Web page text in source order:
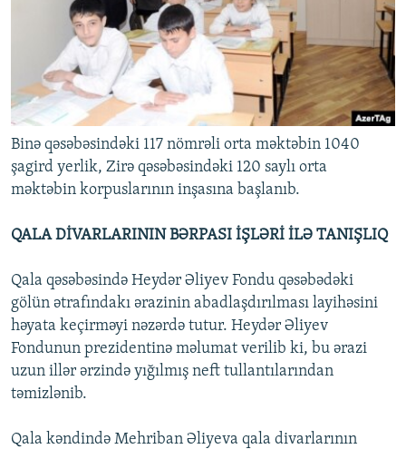
Binə qəsəbəsindəki 117 nömrəli orta məktəbin 1040
şagird yerlik, Zirə qəsəbəsindəki 120 saylı orta
məktəbin korpuslarının inşasına başlanıb.
QALA DİVARLARININ BƏRPASI İŞLƏRİ İLƏ TANIŞLIQ
Qala qəsəbəsində Heydər Əliyev Fondu qəsəbədəki
gölün ətrafındakı ərazinin abadlaşdırılması layihəsini
həyata keçirməyi nəzərdə tutur. Heydər Əliyev
Fondunun prezidentinə məlumat verilib ki, bu ərazi
uzun illər ərzində yığılmış neft tullantılarından
təmizlənib.
Qala kəndində Mehriban Əliyeva qala divarlarının